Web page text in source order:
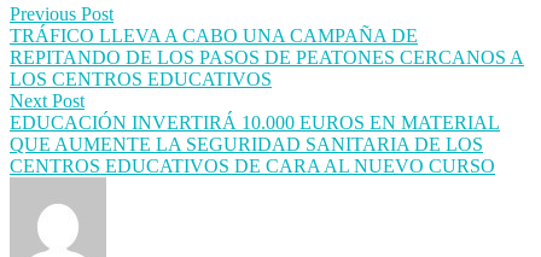
Post
navigation
Previous Post
TRÁFICO LLEVA A CABO UNA CAMPAÑA DE
REPITANDO DE LOS PASOS DE PEATONES CERCANOS A
LOS CENTROS EDUCATIVOS
Next Post
EDUCACIÓN INVERTIRÁ 10.000 EUROS EN MATERIAL
QUE AUMENTE LA SEGURIDAD SANITARIA DE LOS
CENTROS EDUCATIVOS DE CARA AL NUEVO CURSO